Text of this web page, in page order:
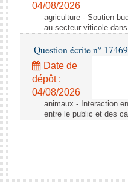
04/08/2026
agriculture - Soutien
au secteur viticole
Question écrite n°
Date de
dépôt :
04/08/2026
animaux - Interaction
entre le public et des